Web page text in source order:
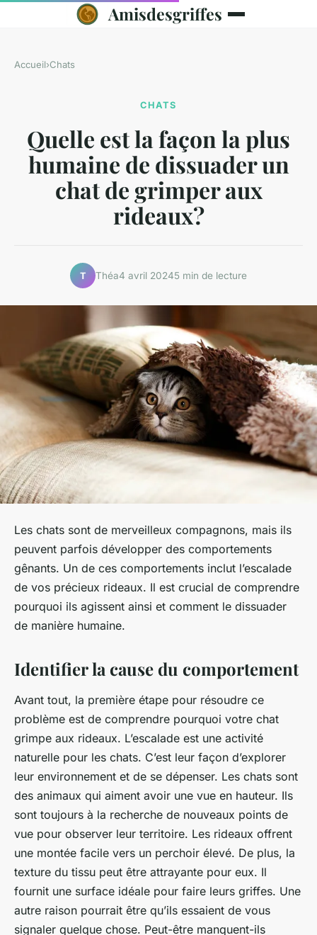
Amisdesgriffes
Accueil›Chats
CHATS
Quelle est la façon la plus
humaine de dissuader un
chat de grimper aux
rideaux?
T Théa4 avril 20245 min de lecture
Les chats sont de merveilleux compagnons, mais ils
peuvent parfois développer des comportements
gênants. Un de ces comportements inclut l’escalade
de vos précieux rideaux. Il est crucial de comprendre
pourquoi ils agissent ainsi et comment le dissuader
de manière humaine.
Identifier la cause du comportement
Avant tout, la première étape pour résoudre ce
problème est de comprendre pourquoi votre chat
grimpe aux rideaux. L’escalade est une activité
naturelle pour les chats. C’est leur façon d’explorer
leur environnement et de se dépenser. Les chats sont
des animaux qui aiment avoir une vue en hauteur. Ils
sont toujours à la recherche de nouveaux points de
vue pour observer leur territoire. Les rideaux offrent
une montée facile vers un perchoir élevé. De plus, la
texture du tissu peut être attrayante pour eux. Il
fournit une surface idéale pour faire leurs griffes. Une
autre raison pourrait être qu’ils essaient de vous
signaler quelque chose. Peut-être manquent-ils